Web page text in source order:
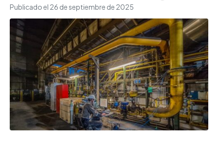
Publicado el 26 de septiembre de 2025